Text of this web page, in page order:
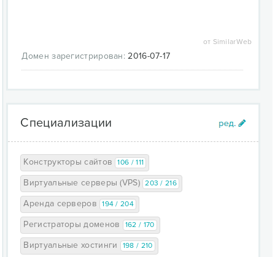
от SimilarWeb
Домен зарегистрирован: 2016-07-17
Специализации
Конструкторы сайтов 106 / 111
Виртуальные серверы (VPS) 203 / 216
Аренда серверов 194 / 204
Регистраторы доменов 162 / 170
Виртуальные хостинги 198 / 210